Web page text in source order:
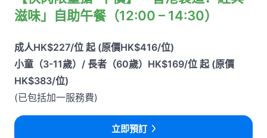
滋味」自助午餐（12:00 – 14:30）
成人HK$227/位 起 (原價HK$416/位)
小童（3-11歲）/ 長者（60歲）HK$169/位 起 (原價
HK$383/位)
(已包括加一服務費)
立即預訂